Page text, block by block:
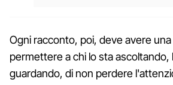
Ogni racconto, poi, deve avere
permettere a chi lo sta ascoltando,
guardando, di non perdere